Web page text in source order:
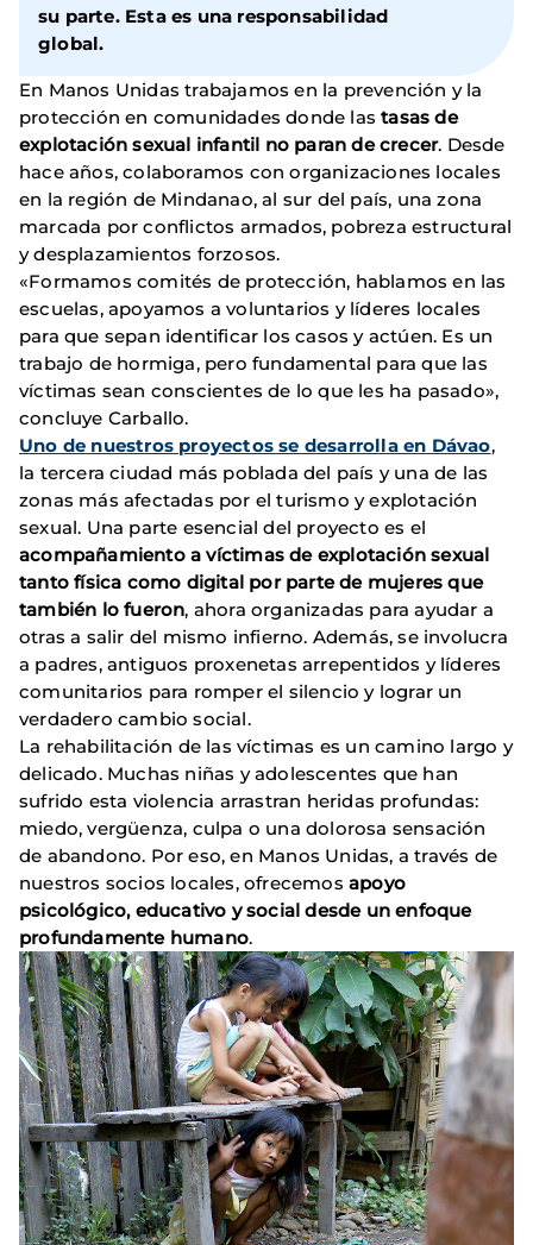
su parte. Esta es una responsabilidad
global.
En Manos Unidas trabajamos en la prevención y la
protección en comunidades donde lastasas de
explotación sexual infantil no paran de crecer. Desde
hace años, colaboramos con organizaciones locales
en la región de Mindanao, al sur del país, una zona
marcada por conflictos armados, pobreza estructural
y desplazamientos forzosos.
«Formamos comités de protección, hablamos en las
escuelas, apoyamos a voluntarios y líderes locales
para que sepan identificar los casos y actúen. Es un
trabajo de hormiga, pero fundamental para que las
víctimas sean conscientes de lo que les ha pasado»,
concluye Carballo.
Uno de nuestros proyectos se desarrolla en Dávao,
la tercera ciudad más poblada del país y una de las
zonas más afectadas por el turismo y explotación
sexual. Una parte esencial del proyecto es el
acompañamiento a víctimas de explotación sexual
tanto física como digital por parte de mujeres que
también lo fueron, ahora organizadas para ayudar a
otras a salir del mismo infierno. Además, se involucra
a padres, antiguos proxenetas arrepentidos y líderes
comunitarios para romper el silencio y lograr un
verdadero cambio social.
La rehabilitación de las víctimas es un camino largo y
delicado. Muchas niñas y adolescentes que han
sufrido esta violencia arrastran heridas profundas:
miedo, vergüenza, culpa o una dolorosa sensación
de abandono. Por eso, en Manos Unidas, a través de
nuestros socios locales, ofrecemos apoyo
psicológico, educativo y social desde un enfoque
profundamente humano.